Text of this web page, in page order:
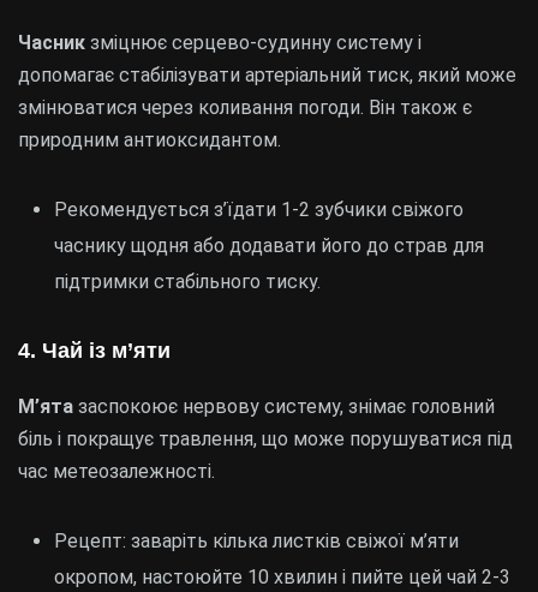
Часник зміцнює серцево-судинну систему і
допомагає стабілізувати артеріальний тиск, який може
змінюватися через коливання погоди. Він також є
природним антиоксидантом.
Рекомендується з’їдати 1-2 зубчики свіжого
часнику щодня або додавати його до страв для
підтримки стабільного тиску.
4. Чай із м’яти
М’ята заспокоює нервову систему, знімає головний
біль і покращує травлення, що може порушуватися під
час метеозалежності.
Рецепт: заваріть кілька листків свіжої м’яти
окропом, настоюйте 10 хвилин і пийте цей чай 2-3